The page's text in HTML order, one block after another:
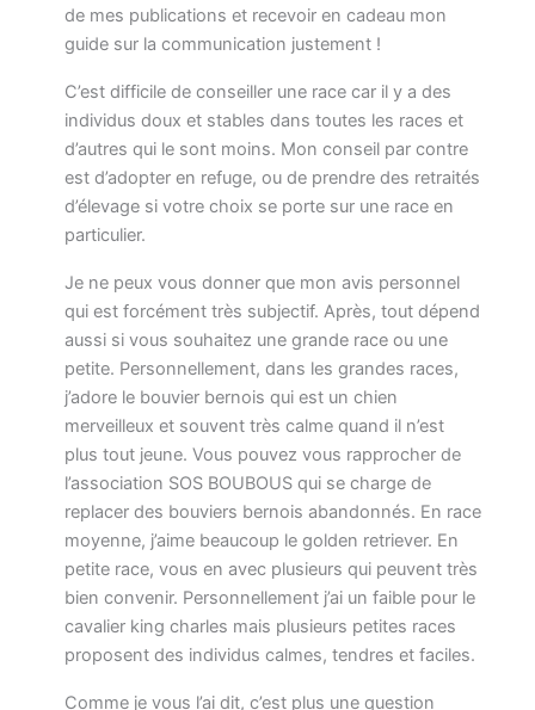
de mes publications et recevoir en cadeau mon
guide sur la communication justement !
C’est difficile de conseiller une race car il y a des
individus doux et stables dans toutes les races et
d’autres qui le sont moins. Mon conseil par contre
est d’adopter en refuge, ou de prendre des retraités
d’élevage si votre choix se porte sur une race en
particulier.
Je ne peux vous donner que mon avis personnel
qui est forcément très subjectif. Après, tout dépend
aussi si vous souhaitez une grande race ou une
petite. Personnellement, dans les grandes races,
j’adore le bouvier bernois qui est un chien
merveilleux et souvent très calme quand il n’est
plus tout jeune. Vous pouvez vous rapprocher de
l’association SOS BOUBOUS qui se charge de
replacer des bouviers bernois abandonnés. En race
moyenne, j’aime beaucoup le golden retriever. En
petite race, vous en avec plusieurs qui peuvent très
bien convenir. Personnellement j’ai un faible pour le
cavalier king charles mais plusieurs petites races
proposent des individus calmes, tendres et faciles.
Comme je vous l’ai dit, c’est plus une question